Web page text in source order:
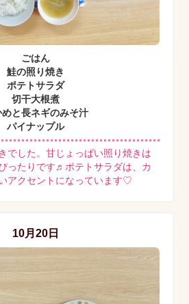
ごはん
鮭の照り焼き
ポテトサラダ
切干大根煮
めと長ネギのみそ汁
パイナップル
でした。甘じょっぱい照り焼きは
ったりです♬ポテトサラダは、カ
アクセントになっています♡
10月20日